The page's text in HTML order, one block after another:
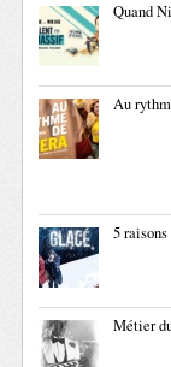
Quand
Au
5
Métier